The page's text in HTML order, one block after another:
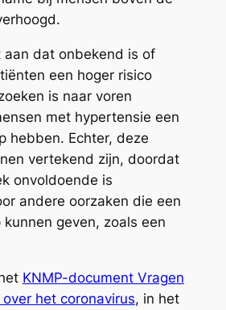
aan dat onbekend is of
een hoger risico
is naar voren
met hypertensie een
hebben. Echter, deze
vertekend zijn, doordat
onvoldoende is
andere oorzaken die een
geven, zoals een
KNMP-document Vragen
het coronavirus, in het